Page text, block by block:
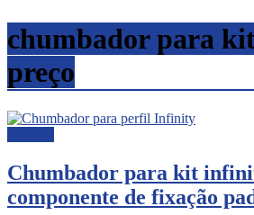
chumbador para
preço
Chumbador para kit
componente de fixação